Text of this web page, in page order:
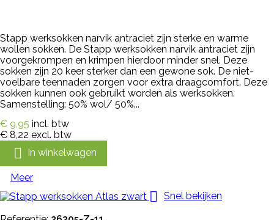
Stapp werksokken narvik antraciet zijn sterke en warme
wollen sokken. De Stapp werksokken narvik antraciet zijn
voorgekrompen en krimpen hierdoor minder snel. Deze
sokken zijn 20 keer sterker dan een gewone sok. De niet-
voelbare teennaden zorgen voor extra draagcomfort. Deze
sokken kunnen ook gebruikt worden als werksokken.
Samenstelling: 50% wol/ 50%...
€ 9,95 incl. btw
€ 8,22 excl. btw
 In winkelwagen
Meer
 Snel bekijken